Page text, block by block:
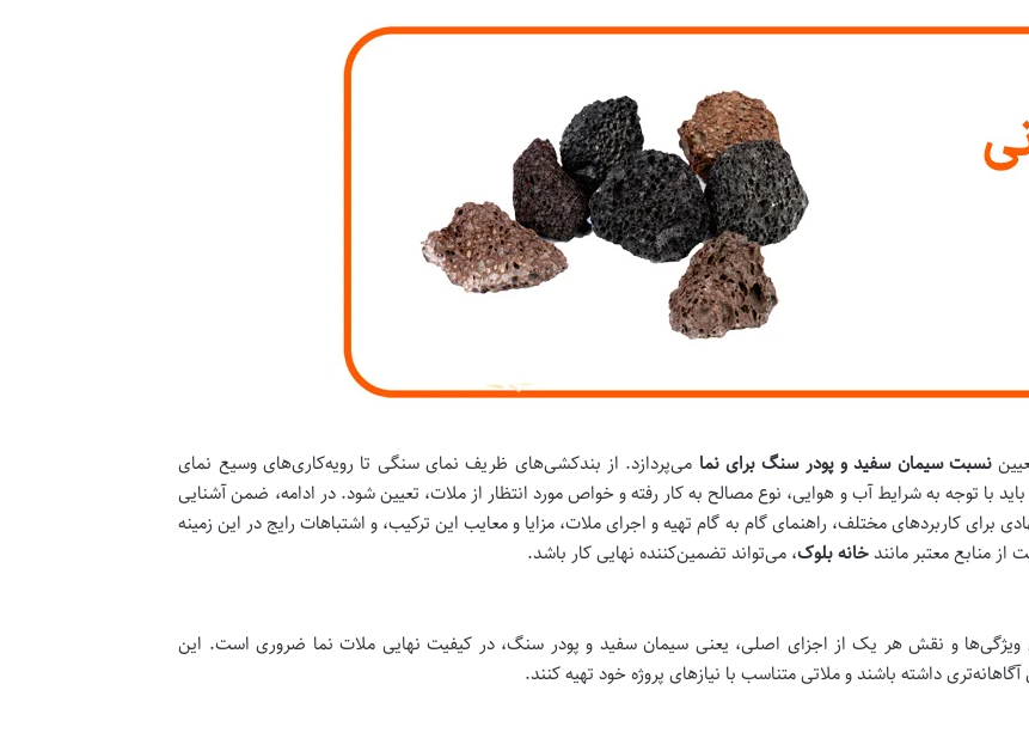
نسبت سیمان سفید و پودر سنگ برای نما می‌پردازد. از بندکشی‌های ظریف نمای سنگی تا رویه‌کاری‌های وسیع نمای
با توجه به شرایط آب و هوایی، نوع مصالح به کار رفته و خواص مورد انتظار از ملات، تعیین شود. در ادامه، ضمن آشنایی
کاربردهای مختلف، راهنمای گام به گام تهیه و اجرای ملات، مزایا و معایب این ترکیب، و اشتباهات رایج در این زمینه
از منابع معتبر مانندخانه بلوک، می‌تواند تضمین‌کننده نهایی کار باشد.
و نقش هر یک از اجزای اصلی، یعنی سیمان سفید و پودر سنگ، در کیفیت نهایی ملات نما ضروری است. این
داشته باشند و ملاتی متناسب با نیازهای پروژه خود تهیه کنند.